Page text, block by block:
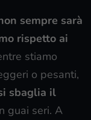
sempre sarà
rispetto ai
stiamo
o pesanti,
sbaglia il
guai seri. A